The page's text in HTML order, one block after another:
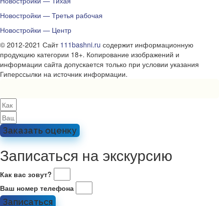
Новостройки — Третья рабочая
Новостройки — Центр
© 2012-2021 Сайт 111bashni.ru содержит информационную
продукцию категории 18+. Копирование изображений и
информации сайта допускается только при условии указания
Гиперссылки на источник информации.
Заказать оценку
Записаться на экскурсию
Как вас зовут?
Ваш номер телефона
Записаться